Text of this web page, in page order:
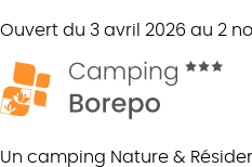
Ouvert du 3 avril 2026 au 2
Un camping Nature &